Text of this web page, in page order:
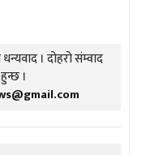
। दोहरो संम्वाद
।